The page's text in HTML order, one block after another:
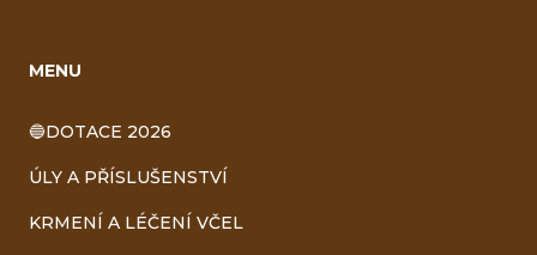
MENU
🔵DOTACE 2026
ÚLY A PŘÍSLUŠENSTVÍ
KRMENÍ A LÉČENÍ VČEL